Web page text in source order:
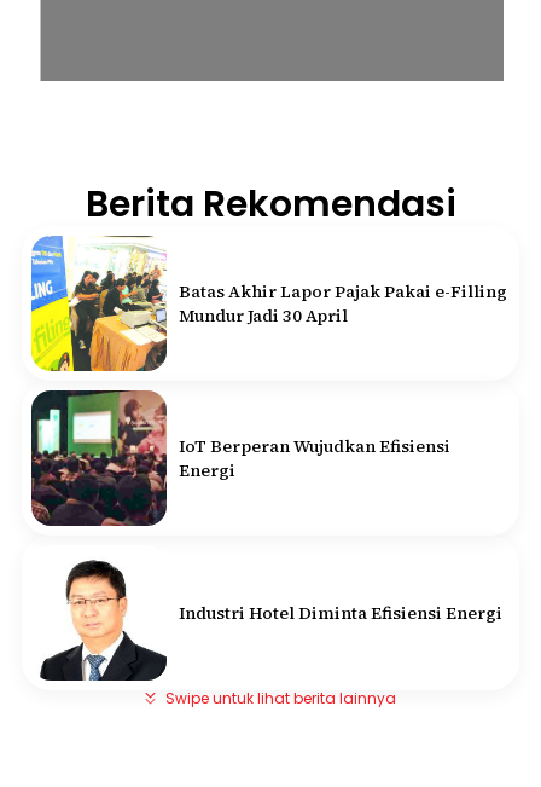
Berita Rekomendasi
Batas Akhir Lapor Pajak Pakai e-Filling
Mundur Jadi 30 April
IoT Berperan Wujudkan Efisiensi
Energi
Industri Hotel Diminta Efisiensi Energi
Swipe untuk lihat berita lainnya